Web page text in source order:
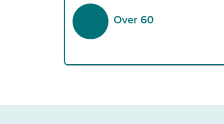
Over 60